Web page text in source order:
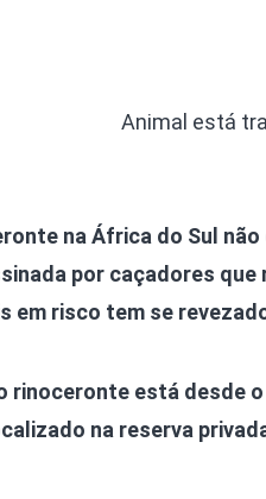
Animal está
na África do Sul
por caçadores
em risco tem se
rinoceronte está desde
na reserva